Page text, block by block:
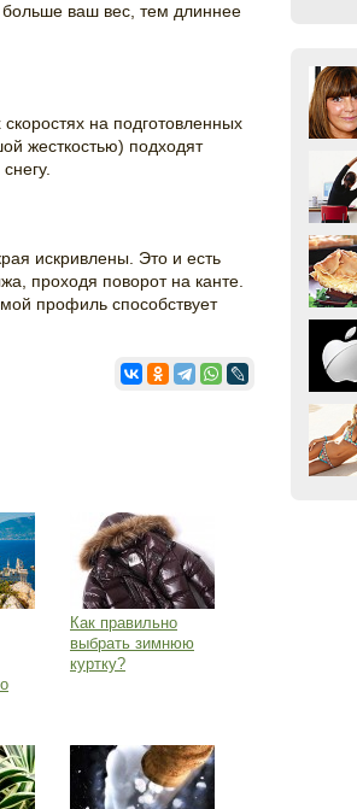
ваш вес, тем длиннее
на подготовленных
жесткостью) подходят
искривлены. Это и есть
проходя поворот на канте.
профиль способствует
Как правильно
выбрать зимнюю
куртку?